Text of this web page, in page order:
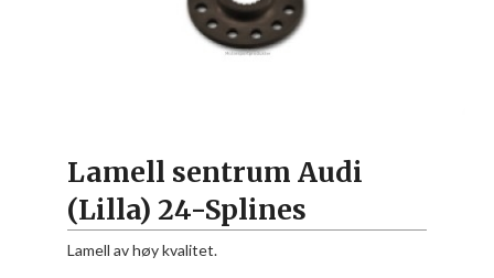
Lamell sentrum Audi
(Lilla) 24-Splines
Lamell av høy kvalitet.